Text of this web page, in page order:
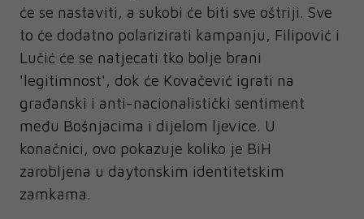
će se nastaviti, a sukobi će biti sve oštriji. Sve
to će dodatno polarizirati kampanju, Filipović i
Lučić će se natjecati tko bolje brani
'legitimnost', dok će Kovačević igrati na
građanski i anti-nacionalistički sentiment
među Bošnjacima i dijelom ljevice. U
konačnici, ovo pokazuje koliko je BiH
zarobljena u daytonskim identitetskim
zamkama.